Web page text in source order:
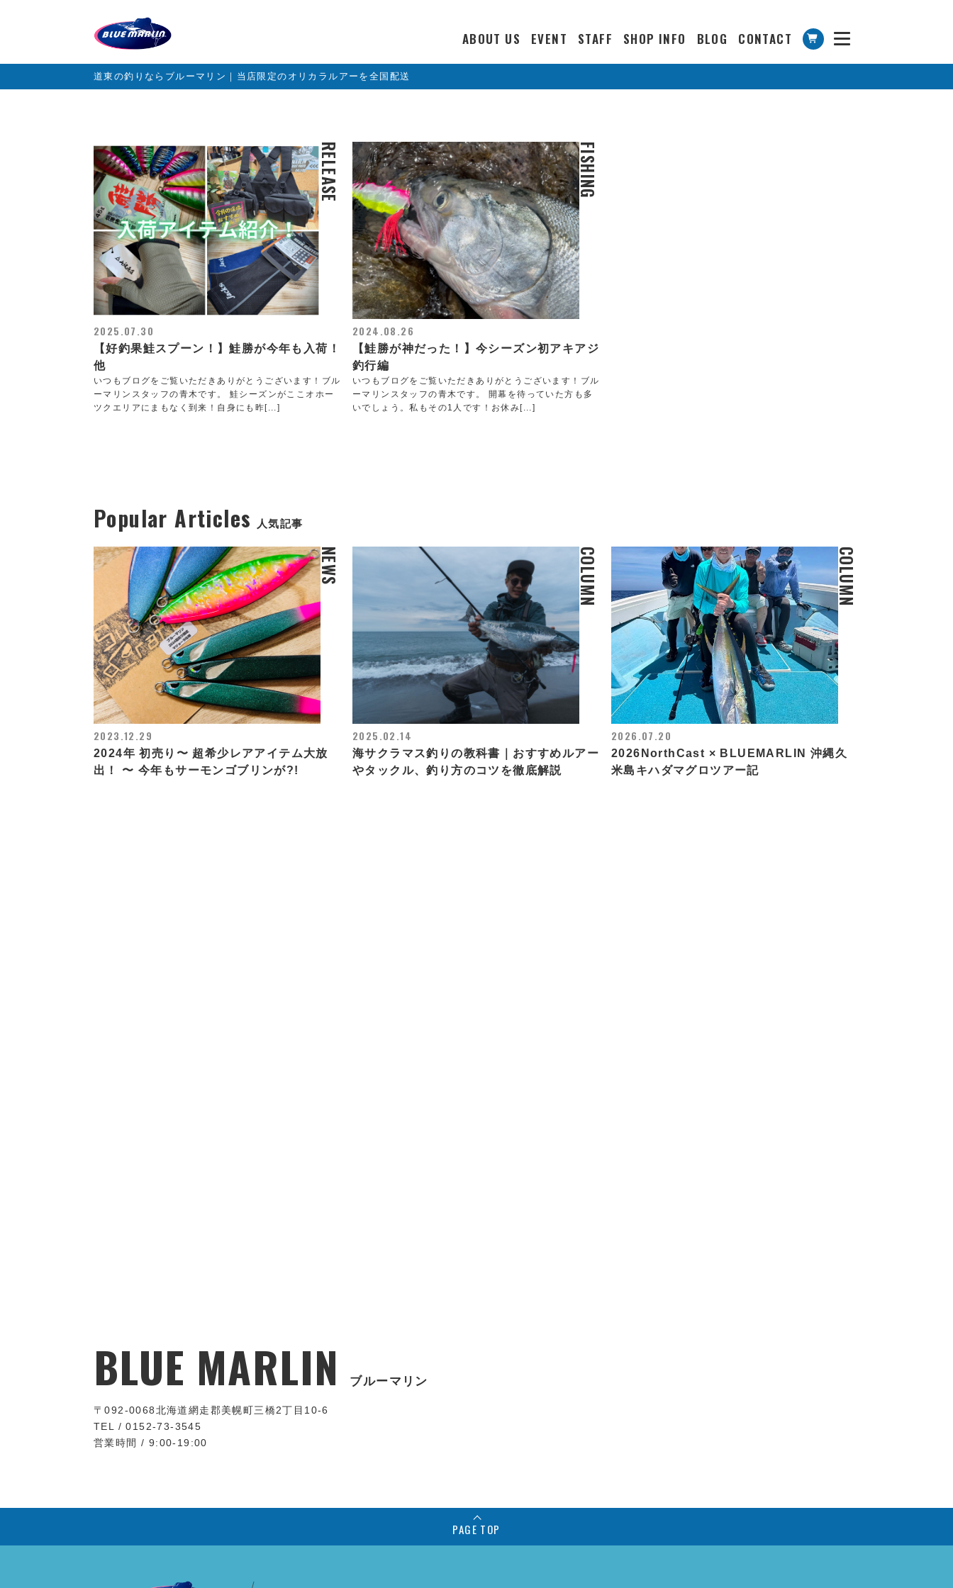
ABOUT US EVENT STAFF SHOP INFO BLOG CONTACT
道東の釣りならブルーマリン｜当店限定のオリカラルアーを全国配送
RELEASE
2025.07.30
【好釣果鮭スプーン！】鮭勝が今年も入荷！
他
いつもブログをご覧いただきありがとうございます！ブル
ーマリンスタッフの青木です。 鮭シーズンがここオホー
ツクエリアにまもなく到来！自身にも昨[...]
FISHING
2024.08.26
【鮭勝が神だった！】今シーズン初アキアジ
釣行編
いつもブログをご覧いただきありがとうございます！ブル
ーマリンスタッフの青木です。 開幕を待っていた方も多
いでしょう。私もその1人です！お休み[...]
Popular Articles 人気記事
NEWS
2023.12.29
2024年 初売り〜 超希少レアアイテム大放
出！ 〜 今年もサーモンゴブリンが?!
COLUMN
2025.02.14
海サクラマス釣りの教科書｜おすすめルアー
やタックル、釣り方のコツを徹底解説
COLUMN
2026.07.20
2026NorthCast × BLUEMARLIN 沖縄久
米島キハダマグロツアー記
BLUE MARLIN ブルーマリン
〒092-0068北海道網走郡美幌町三橋2丁目10-6
TEL / 0152-73-3545
営業時間 / 9:00-19:00
PAGE TOP